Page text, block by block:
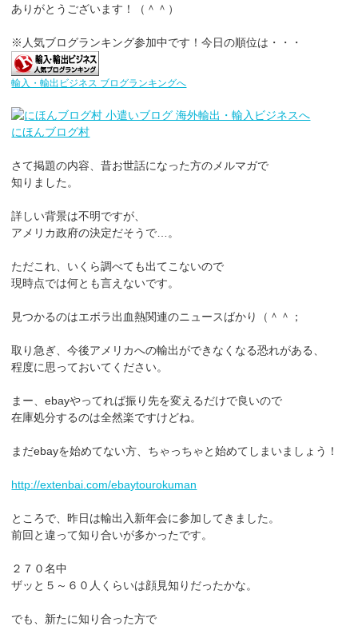
ありがとうございます！（＾＾）
※人気ブログランキング参加中です！今日の順位は・・・
輸入・輸出ビジネス ブログランキングへ
にほんブログ村
さて掲題の内容、昔お世話になった方のメルマガで
知りました。
詳しい背景は不明ですが、
アメリカ政府の決定だそうで…。
ただこれ、いくら調べても出てこないので
現時点では何とも言えないです。
見つかるのはエボラ出血熱関連のニュースばかり（＾＾；
取り急ぎ、今後アメリカへの輸出ができなくなる恐れがある、
程度に思っておいてください。
まー、ebayやってれば振り先を変えるだけで良いので
在庫処分するのは全然楽ですけどね。
まだebayを始めてない方、ちゃっちゃと始めてしまいましょう！
http://extenbai.com/ebaytourokuman
ところで、昨日は輸出入新年会に参加してきました。
前回と違って知り合いが多かったです。
２７０名中
ザッと５～６０人くらいは顔見知りだったかな。
でも、新たに知り合った方で